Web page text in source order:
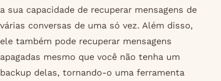
a sua capacidade de recuperar mensagens de
várias conversas de uma só vez. Além disso,
ele também pode recuperar mensagens
apagadas mesmo que você não tenha um
backup delas, tornando-o uma ferramenta